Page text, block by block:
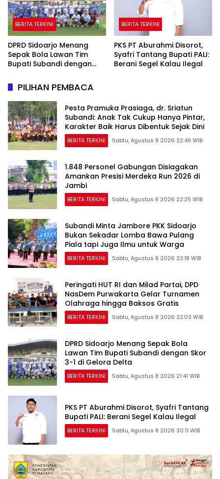
BERITA TERKINI
DPRD Sidoarjo Menang
Sepak Bola Lawan Tim
Bupati Subandi dengan
BERITA TERKINI
PKS PT Aburahmi Disorot,
Syafri Tantang Bupati PALI:
Berani Segel Kalau Ilegal
PILIHAN PEMBACA
Pesta Pramuka Prasiaga, dr. Sriatun
Subandi: Anak Tak Cukup Hanya Pintar,
Karakter Baik Harus Dibentuk Sejak Dini
BERITA TERKINI Sabtu, Agustus 8 2026 22:49 WIB
1.848 Personel Gabungan Disiagakan
Amankan Presisi Merdeka Run 2026 di
Jambi
BERITA TERKINI Sabtu, Agustus 8 2026 22:25 WIB
Subandi Minta Jambore PKK Sidoarjo
Bukan Sekadar Lomba Bawa Pulang
Piala tapi Juga Ilmu untuk Warga
BERITA TERKINI Sabtu, Agustus 8 2026 22:18 WIB
Peringati HUT RI dan Milad Partai, DPD
NasDem Purwakarta Gelar Turnamen
Olahraga hingga Baksos Gratis
BERITA TERKINI Sabtu, Agustus 8 2026 22:03 WIB
DPRD Sidoarjo Menang Sepak Bola
Lawan Tim Bupati Subandi dengan Skor
3-1 di Gelora Delta
BERITA TERKINI Sabtu, Agustus 8 2026 21:41 WIB
PKS PT Aburahmi Disorot, Syafri Tantang
Bupati PALI: Berani Segel Kalau Ilegal
BERITA TERKINI Sabtu, Agustus 8 2026 20:11 WIB